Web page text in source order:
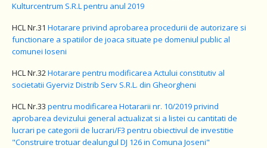
Kulturcentrum S.R.L pentru anul 2019
HCL Nr.31 Hotarare privind aprobarea procedurii de autorizare si
functionare a spatiilor de joaca situate pe domeniul public al
comunei Ioseni
HCL Nr.32Hotarare pentru modificarea Actului constitutiv al
societatii Gyerviz Distrib Serv S.R.L. din Gheorgheni
HCL Nr.33 pentru modificarea Hotararii nr. 10/2019 privind
aprobarea devizului general actualizat si a listei cu cantitati de
lucrari pe categorii de lucrari/F3 pentru obiectivul de investitie
"Construire trotuar dealungul DJ 126 in Comuna Joseni"